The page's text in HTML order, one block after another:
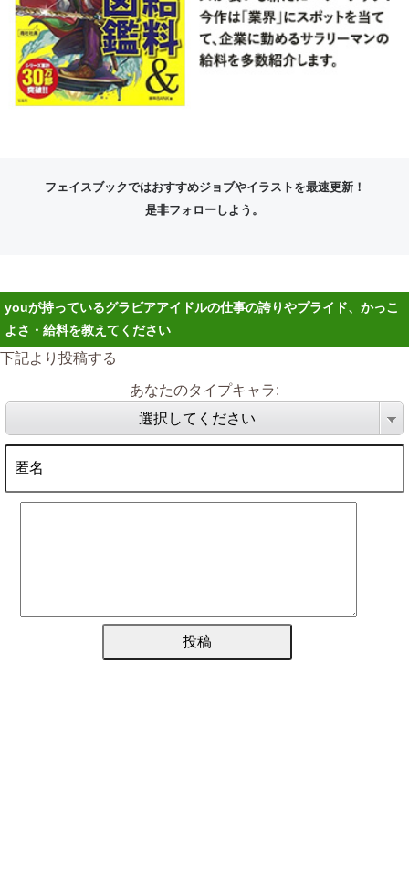
フェイスブックではおすすめジョブやイラストを最速更新！
是非フォローしよう。
youが持っているグラビアアイドルの仕事の誇りやプライド、かっこ
よさ・給料を教えてください
下記より投稿する
あなたのタイプキャラ:
選択してください